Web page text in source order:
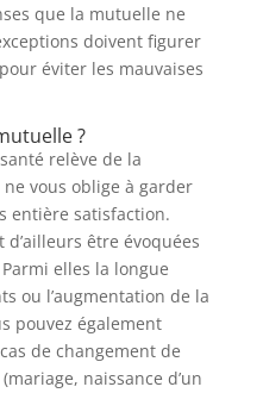
que la mutuelle ne
doivent figurer
éviter les mauvaises
?
relève de la
vous oblige à garder
entière satisfaction.
être évoquées
elles la longue
ou l’augmentation de la
pouvez également
de changement de
naissance d’un